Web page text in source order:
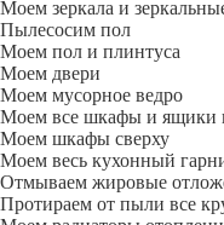
Моем зеркала и
Пылесосим пол
Моем пол и плинтуса
Моем двери
Моем мусорное ведро
Моем все шкафы и ящики
Моем шкафы сверху
Моем весь кухонный
Отмываем жировые
Протираем от пыли все